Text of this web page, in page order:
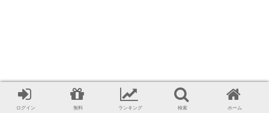
ログイン 無料 ランキング 検索 ホーム